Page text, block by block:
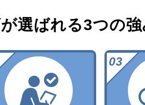
選ばれる3つの強